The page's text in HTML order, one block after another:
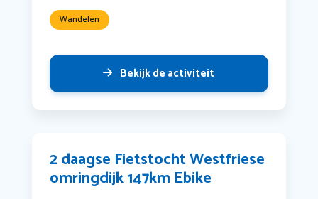
Wandelen
Bekijk de activiteit
2 daagse Fietstocht Westfriese
omringdijk 147km Ebike